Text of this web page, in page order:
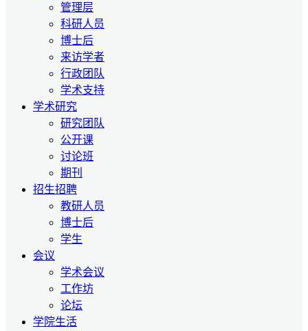
管理层
科研人员
博士后
来访学者
行政团队
学术支持
学术研究
研究团队
公开课
讨论班
期刊
招生招聘
教研人员
博士后
学生
会议
学术会议
工作坊
论坛
学院生活